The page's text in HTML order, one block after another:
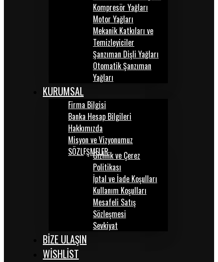
Kompresör Yağları
Motor Yağları
Mekanik Katkıları ve
Temizleyiciler
Şanzıman Dişli Yağları
Otomatik Şanzıman
Yağları
KURUMSAL
Firma Bilgisi
Banka Hesap Bilgileri
Hakkımızda
Misyon ve Vizyonumuz
SÖZLEŞMELERGizlilik ve Çerez
Politikası
İptal ve İade Koşulları
Kullanım Koşulları
Mesafeli Satış
Sözleşmesi
Sevkiyat
BİZE ULAŞIN
WISHLIST